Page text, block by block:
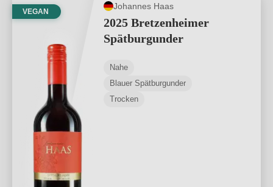
VEGAN
Johannes Haas
2025 Bretzenheimer
Spätburgunder
Nahe
Blauer Spätburgunder
Trocken